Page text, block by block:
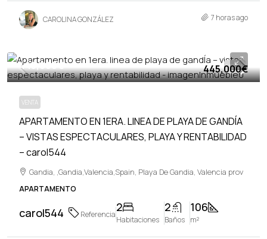
CAROLINA GONZÁLEZ 7 horas ago
VENTA
445,000€
VENTA
APARTAMENTO EN 1ERA. LINEA DE PLAYA DE GANDÍA
– VISTAS ESPECTACULARES, PLAYA Y RENTABILIDAD
– carol544
445,000€
Gandia, ,Gandia,Valencia,Spain, Playa De Gandia, Valencia prov
APARTAMENTO
carol544 Referencia
2
Habitaciones
2
Baños
106
m²